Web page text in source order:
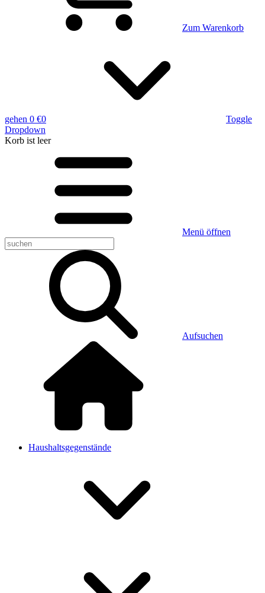
Zum Warenkorb
gehen 0 €0
Toggle
Dropdown
Korb ist leer
Menü öffnen
Aufsuchen
Haushaltsgegenstände